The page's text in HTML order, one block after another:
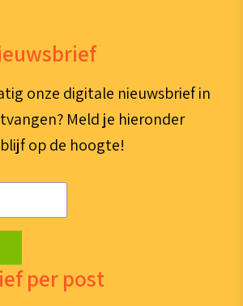
onze digitale nieuwsbrief in
Meld je hieronder
op de hoogte!
per post